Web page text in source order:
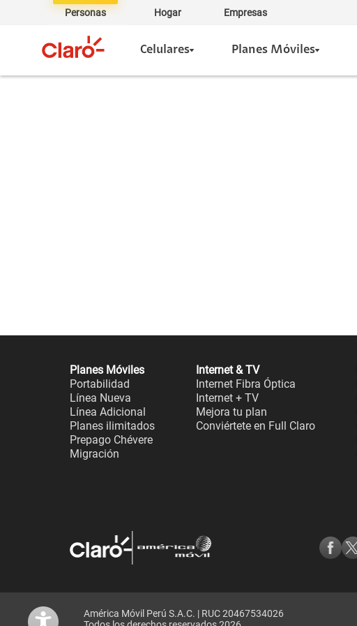
Personas Hogar Empresas
Celulares Planes Móviles
Planes Móviles
Portabilidad
Línea Nueva
Línea Adicional
Planes ilimitados
Prepago Chévere
Migración
Internet & TV
Internet Fibra Óptica
Internet + TV
Mejora tu plan
Conviértete en Full Claro
América Móvil Perú S.A.C. | RUC 20467534026